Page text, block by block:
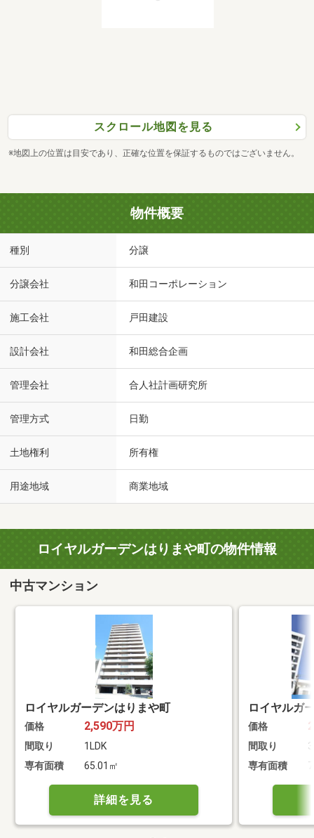
スクロール地図を見る
※地図上の位置は目安であり、正確な位置を保証するものではございません。
物件概要
種別 分譲
分譲会社 和田コーポレーション
施工会社 戸田建設
設計会社 和田総合企画
管理会社 合人社計画研究所
管理方式 日勤
土地権利 所有権
用途地域 商業地域
ロイヤルガーデンはりまや町の物件情報
中古マンション
ロイヤルガーデンはりまや町
価格 2,590万円
間取り
1LDK
専有面積
65.01㎡
詳細を見る
ロイヤルガ
価格
間取り
専有面積